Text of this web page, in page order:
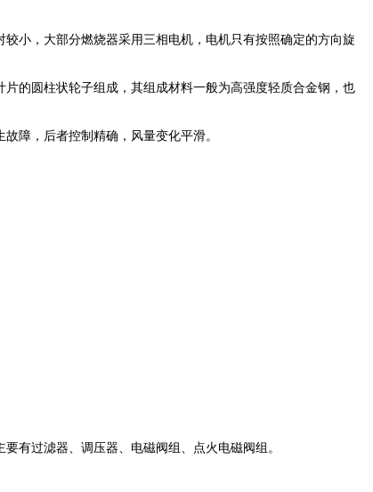
小，大部分燃烧器采用三相电机，电机只有按照确定的方向旋
的圆柱状轮子组成，其组成材料一般为高强度轻质合金钢，也
障，后者控制精确，风量变化平滑。
有过滤器、调压器、电磁阀组、点火电磁阀组。